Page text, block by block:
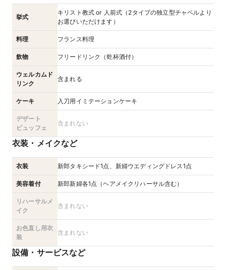
挙式
キリスト教式 or 人前式（2タイプの独立型チャペルより
お選びいただけます）
料理 フランス料理
飲物 フリードリンク（乾杯酒付）
ウェルカムド
リンク
含まれる
ケーキ 入刀用イミテーションケーキ
デザート
ビュッフェ
含まれない
衣装・メイクなど
衣装 新郎タキシード1点、新婦ウエディングドレス1点
美容着付 新郎新婦各1点（ヘアメイクリハーサル含む）
リハーサルメ
イク
含まれない
お色直し用衣
装
含まれない
設備・サービスなど